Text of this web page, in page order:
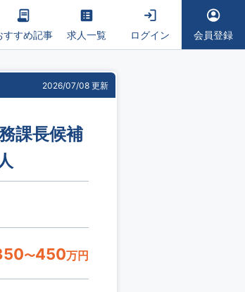
すすめ記事 求人一覧 ログイン 会員登録
2026/07/08 更新
課長候補
〜450万円